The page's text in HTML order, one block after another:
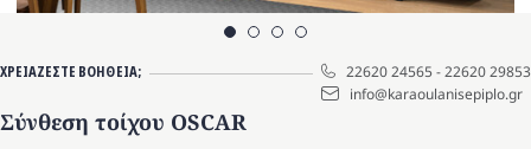
ΧΡΕΙΑΖΕΣΤΕ ΒΟΗΘΕΙΑ; 22620 24565-22620 29853
info@karaoulanisepiplo.gr
Σύνθεση τοίχου OSCAR